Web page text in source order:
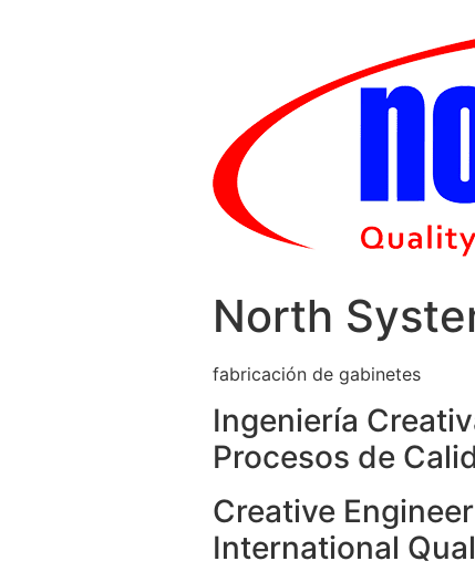
North
fabricación de gabinetes
Ingeniería
Procesos de
Creative
International